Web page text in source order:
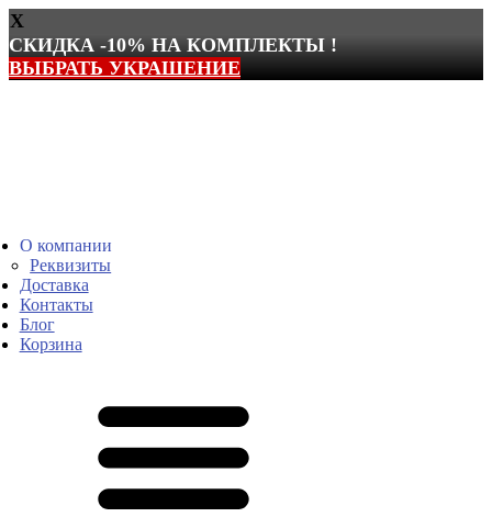
X
СКИДКА -10% НА КОМПЛЕКТЫ !
ВЫБРАТЬ УКРАШЕНИЕ
О компании
Реквизиты
Доставка
Контакты
Блог
Корзина